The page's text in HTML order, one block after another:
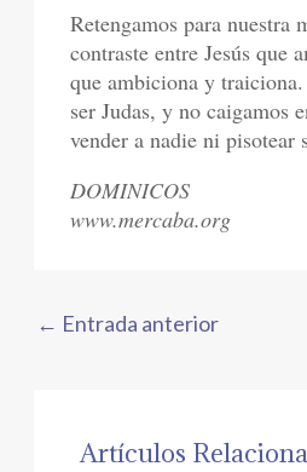
Retengamos para nuestra
contraste entre Jesús que
que ambiciona y
ser Judas, y no caigamos
vender a nadie ni pisotear
DOMINICOS
www.mercaba.org
← Entrada anterior
Artículos